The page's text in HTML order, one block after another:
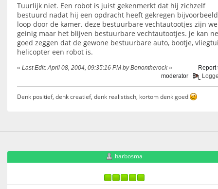
Tuurlijk niet. Een robot is juist gekenmerkt dat hij zichzelf
bestuurd nadat hij een opdracht heeft gekregen
loop door de kamer. deze bestuurbare vechtautootjes zijn
geinig maar het blijven bestuurbare vechtautootjes. je kan
goed zeggen dat de gewone bestuurbare auto, bootje,
helicopter een robot is.
« Last Edit: April 08, 2004, 09:35:16 PM by Benontherock »
Report
moderator
Denk positief, denk creatief, denk realistisch, kortom denk goed
harbosma